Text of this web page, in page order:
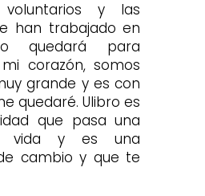
voluntarios y las
han trabajado en
quedará para
corazón, somos
grande y es con
quedaré. Ulibro es
que pasa una
vida y es una
cambio y que te